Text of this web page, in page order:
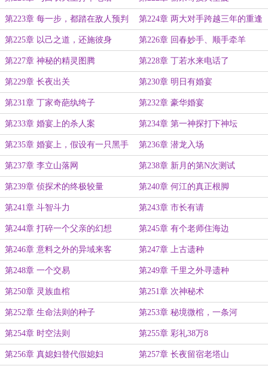
第223章 每一步，都踏在敌人预判
之外
第224章 两大对手跨越三年的重逢
第225章 以己之道，还施彼身 第226章 回春妙手、顺手牵羊
第227章 神秘的精灵图腾 第228章 丁若水来电话了
第229章 长夜出关 第230章 明日有婚宴
第231章 丁家奇葩纨绔子 第232章 豪华婚宴
第233章 婚宴上的杀人案 第234章 第一神探打下神坛
第235章 婚宴上，假设有一只黑手 第236章 潜龙入场
第237章 李立山落网 第238章 新月的第N次测试
第239章 侦探术的终极较量 第240章 何江的真正根脚
第241章 斗智斗力 第243章 市长有请
第244章 打碎一个父亲的幻想 第245章 有个老师住海边
第246章 意料之外的异域来客 第247章 上古遗种
第248章 一个交易 第249章 千里之外寻遗种
第250章 灵族血棺 第251章 次神秘术
第252章 生命法则的种子 第253章 秘境微棺，一条河
第254章 时空法则 第255章 彩礼38万8
第256章 真媳妇替代假媳妇 第257章 长夜留宿老塔山